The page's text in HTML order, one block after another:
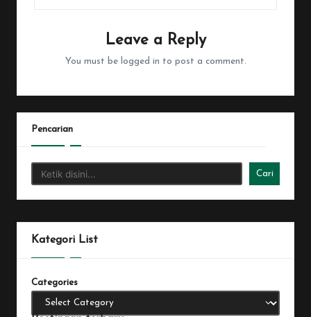
Leave a Reply
You must be logged in to post a comment.
Pencarian
Cari
Kategori List
Categories